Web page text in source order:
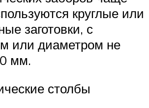
круглые или
заготовки, с
или диаметром не
мм.
столбы